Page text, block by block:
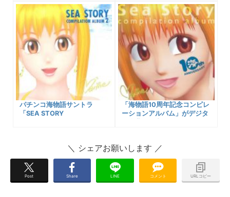
がiTunesなどからデジタル楽
曲配信中！ダウンロード購入
可能先リンク、収録曲一覧な
ど！
が発売中！
パチンコ海物語サントラ
「SEA STORY
収録曲一覧など！
「海物語10周年記念コンピレ
ーションアルバム」がデジタ
Post Share LINE コメント URLコピー